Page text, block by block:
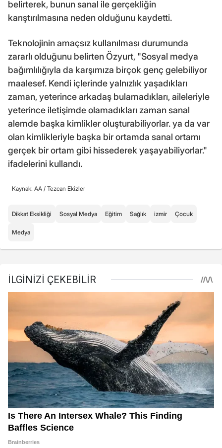
belirterek, bunun sanal ile gerçekliğin
karıştırılmasına neden olduğunu kaydetti.
Teknolojinin amaçsız kullanılması durumunda
zararlı olduğunu belirten Özyurt, "Sosyal medya
bağımlılığıyla da karşımıza birçok genç gelebiliyor
maalesef. Kendi içlerinde yalnızlık yaşadıkları
zaman, yeterince arkadaş bulamadıkları, aileleriyle
yeterince iletişimde olamadıkları zaman sanal
alemde başka kimlikler oluşturabiliyorlar. ya da var
olan kimlikleriyle başka bir ortamda sanal ortamı
gerçek bir ortam gibi hissederek yaşayabiliyorlar."
ifadelerini kullandı.
Kaynak: AA / Tezcan Ekizler
Dikkat Eksikliği Sosyal Medya Eğitim Sağlık izmir Çocuk
Medya